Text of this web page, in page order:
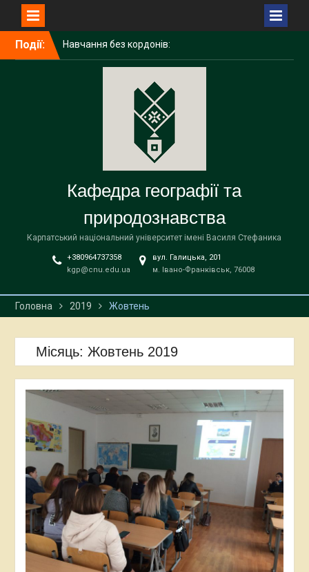
Події:
Навчання без кордонів:
досвід академічної
ГАЛИЧУК в Поморському
університеті (Польща)
Вітаємо наших бакалаврів
із завершенням навчання!
Кафедра географії та
природознавства
Карпатський національний університет імені Василя Стефаника
+380964737358
kgp@cnu.edu.ua
вул. Галицька, 201
м. Івано-Франківськ, 76008
Головна 2019 Жовтень
Місяць: Жовтень 2019